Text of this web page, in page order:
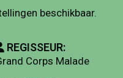
beschikbaar.
REGISSEUR:
Corps Malade